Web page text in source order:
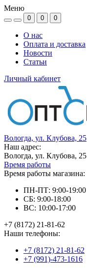
Меню
0 0 0
О нас
Оплата и доставка
Новости
Статьи
Личный кабинет
Вологда, ул. Клубова, 25
Наш адрес:
Вологда, ул. Клубова, 25
Время работы
Время работы магазина:
ПН-ПТ: 9:00-19:00
СБ: 9:00-18:00
ВС: 10:00-17:00
+7 (8172) 21-81-62
Наши телефоны:
+7 (8172) 21-81-62
+7 (991)-473-1616